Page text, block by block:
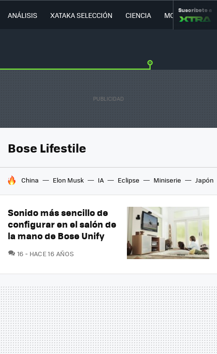
ANÁLISIS XATAKA SELECCIÓN CIENCIA MOVILIDAD
Suscríbete a
Bose Lifestile
HOY SE HABLA DE
China Elon Musk IA Eclipse Miniserie Japón
Sonido más sencillo de
configurar en el salón de
la mano de Bose Unify
16 COMENTARIOS
HACE 16 AÑOS